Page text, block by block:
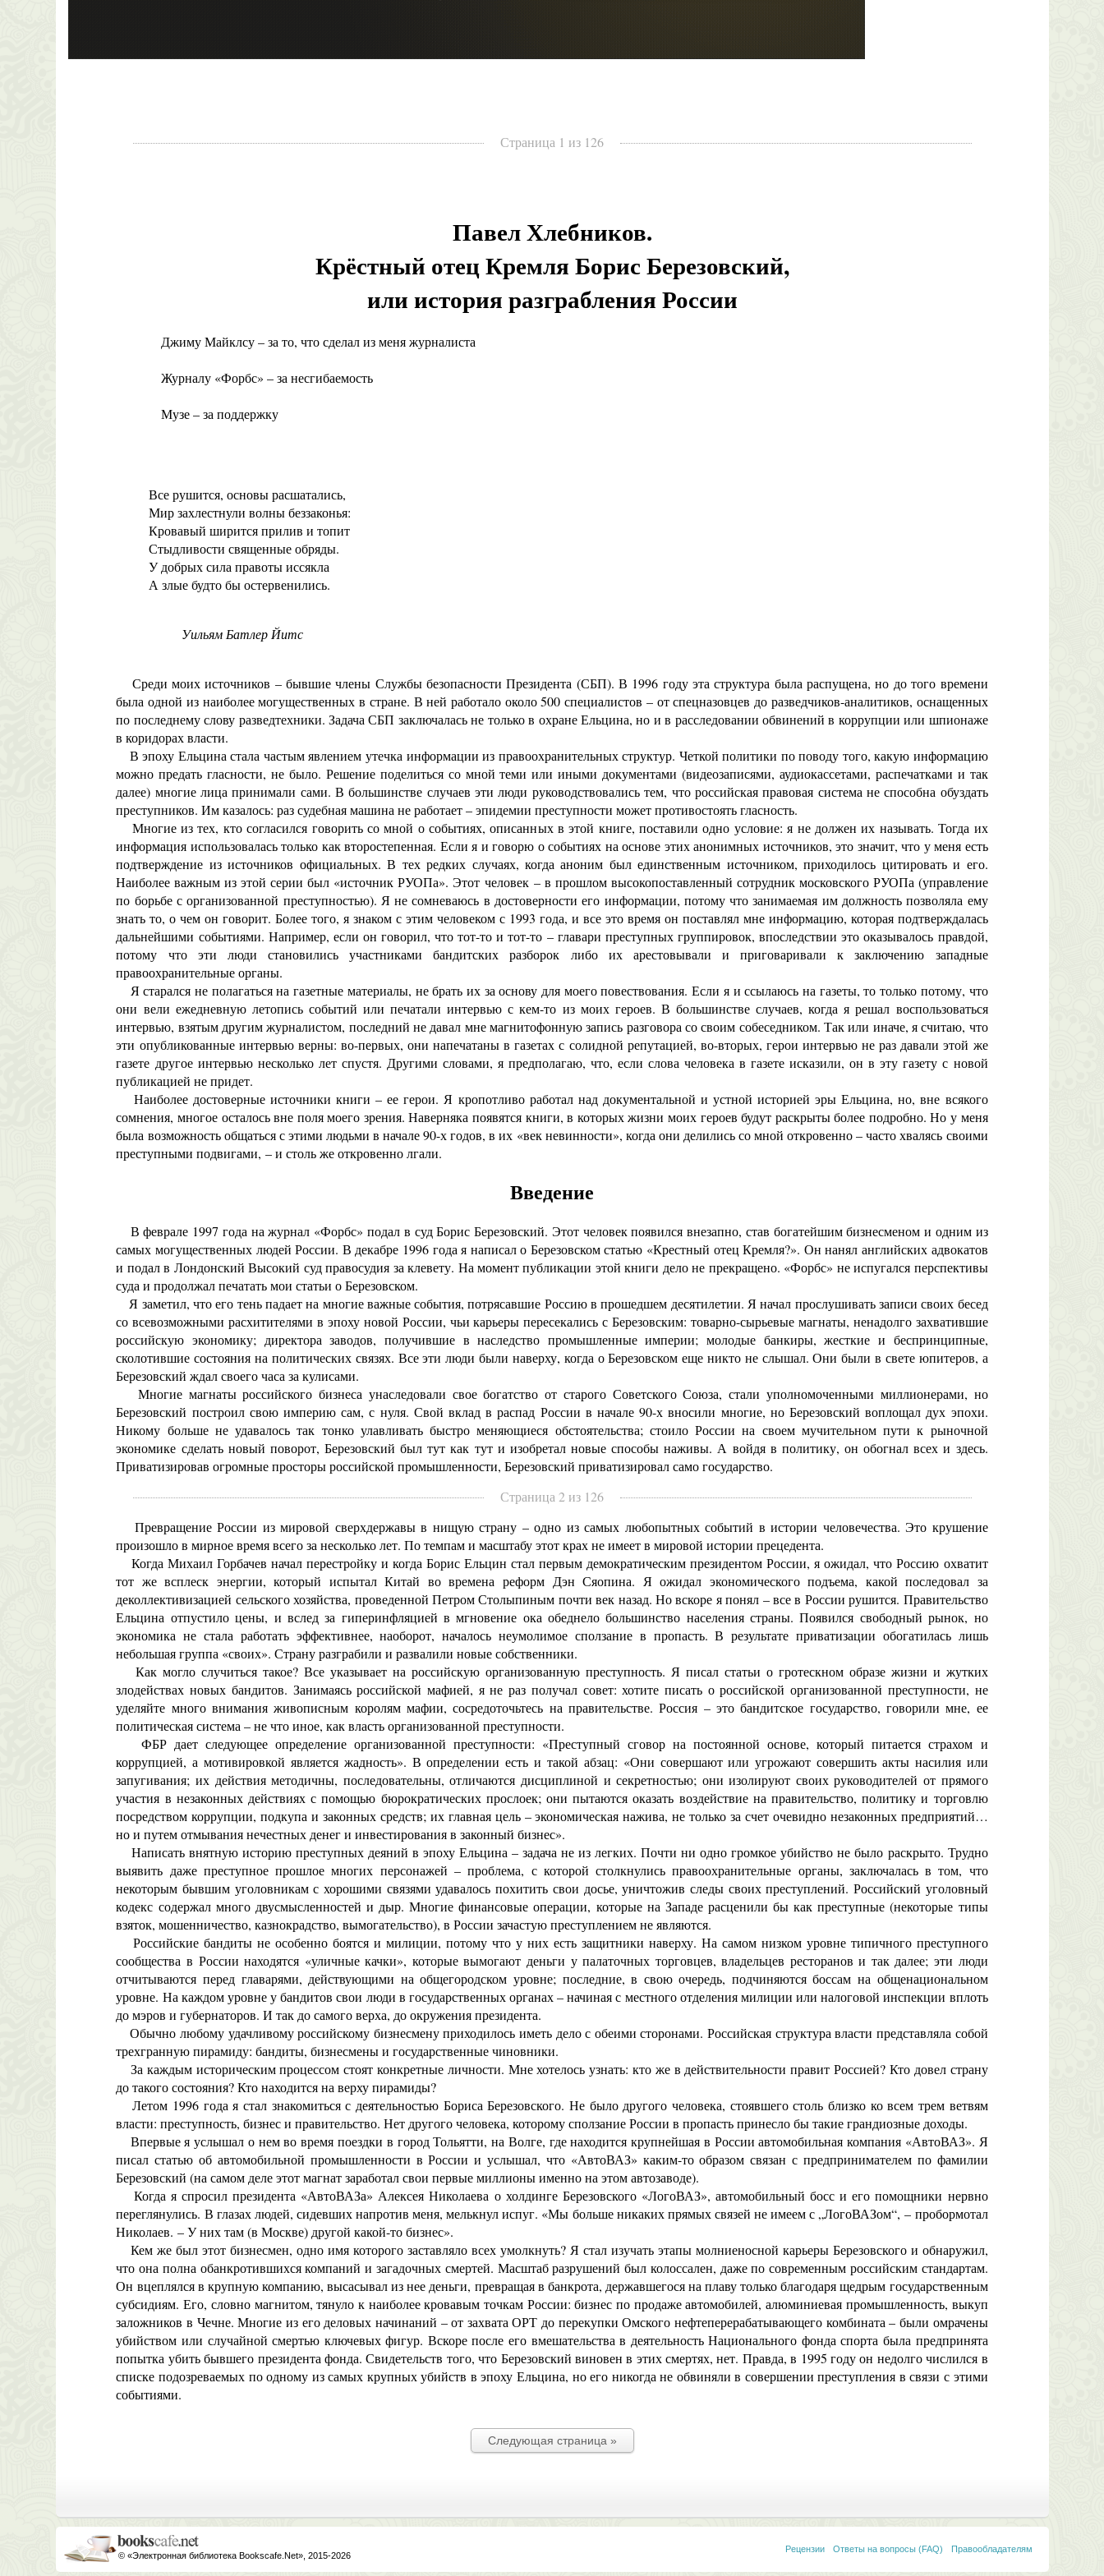
Страница 1 из 126
Павел Хлебников.
Крёстный отец Кремля Борис Березовский,
или история разграбления России
Джиму Майклсу – за то, что сделал из меня журналиста
Журналу «Форбс» – за несгибаемость
Музе – за поддержку
Все рушится, основы расшатались,
Мир захлестнули волны беззаконья:
Кровавый ширится прилив и топит
Стыдливости священные обряды.
У добрых сила правоты иссякла
А злые будто бы остервенились.
Уильям Батлер Йитс
Среди моих источников – бывшие члены Службы безопасности Президента (СБП). В 1996 году эта структура была распущена, но до того времени
была одной из наиболее могущественных в стране. В ней работало около 500 специалистов – от спецназовцев до разведчиков-аналитиков, оснащенных
по последнему слову разведтехники. Задача СБП заключалась не только в охране Ельцина, но и в расследовании обвинений в коррупции или шпионаже
в коридорах власти.
В эпоху Ельцина стала частым явлением утечка информации из правоохранительных структур. Четкой политики по поводу того, какую информацию
можно предать гласности, не было. Решение поделиться со мной теми или иными документами (видеозаписями, аудиокассетами, распечатками и так
далее) многие лица принимали сами. В большинстве случаев эти люди руководствовались тем, что российская правовая система не способна обуздать
преступников. Им казалось: раз судебная машина не работает – эпидемии преступности может противостоять гласность.
Многие из тех, кто согласился говорить со мной о событиях, описанных в этой книге, поставили одно условие: я не должен их называть. Тогда их
информация использовалась только как второстепенная. Если я и говорю о событиях на основе этих анонимных источников, это значит, что у меня есть
подтверждение из источников официальных. В тех редких случаях, когда аноним был единственным источником, приходилось цитировать и его.
Наиболее важным из этой серии был «источник РУОПа». Этот человек – в прошлом высокопоставленный сотрудник московского РУОПа (управление
по борьбе с организованной преступностью). Я не сомневаюсь в достоверности его информации, потому что занимаемая им должность позволяла ему
знать то, о чем он говорит. Более того, я знаком с этим человеком с 1993 года, и все это время он поставлял мне информацию, которая подтверждалась
дальнейшими событиями. Например, если он говорил, что тот-то и тот-то – главари преступных группировок, впоследствии это оказывалось правдой,
потому что эти люди становились участниками бандитских разборок либо их арестовывали и приговаривали к заключению западные
правоохранительные органы.
Я старался не полагаться на газетные материалы, не брать их за основу для моего повествования. Если я и ссылаюсь на газеты, то только потому, что
они вели еже­дневную летопись событий или печатали интервью с кем-то из моих героев. В большинстве случаев, когда я решал воспользоваться
интервью, взятым другим журналистом, последний не давал мне магнитофонную запись разговора со своим собеседником. Так или иначе, я считаю, что
эти опубликованные интервью верны: во-первых, они напечатаны в газетах с солидной репутацией, во-вторых, герои интервью не раз давали этой же
газете другое интервью несколько лет спустя. Другими словами, я предполагаю, что, если слова человека в газете исказили, он в эту газету с новой
публикацией не придет.
Наиболее достоверные источники книги – ее герои. Я кропотливо работал над документальной и устной историей эры Ельцина, но, вне всякого
сомнения, многое осталось вне поля моего зрения. Наверняка появятся книги, в которых жизни моих героев будут раскрыты более подробно. Но у меня
была возможность общаться с этими людьми в начале 90-х годов, в их «век невинности», когда они делились со мной откровенно – часто хвалясь своими
преступными подвигами, – и столь же откровенно лгали.
Введение
В феврале 1997 года на журнал «Форбс» подал в суд Борис Березовский. Этот человек появился внезапно, став богатейшим бизнесменом и одним из
самых могущественных людей России. В декабре 1996 года я написал о Березовском статью «Крестный отец Кремля?». Он нанял английских адвокатов
и подал в Лондонский Высокий суд правосудия за клевету. На момент публикации этой книги дело не прекращено. «Форбс» не испугался перспективы
суда и продолжал печатать мои статьи о Березовском.
Я заметил, что его тень падает на многие важные события, потрясавшие Россию в прошедшем десятилетии. Я начал прослушивать записи своих бесед
со всевозможными расхитителями в эпоху новой России, чьи карьеры пересекались с Березовским: товарно-сырьевые магнаты, ненадолго захватившие
российскую экономику; директора заводов, получившие в наследство промышленные империи; молодые банкиры, жесткие и беспринципные,
сколотившие состояния на политических связях. Все эти люди были наверху, когда о Березовском еще никто не слышал. Они были в свете юпитеров, а
Березовский ждал своего часа за кулисами.
Многие магнаты российского бизнеса унаследовали свое богатство от старого Советского Союза, стали уполномоченными миллионерами, но
Березовский построил свою империю сам, с нуля. Свой вклад в распад России в начале 90-х вносили многие, но Березовский воплощал дух эпохи.
Никому больше не удавалось так тонко улавливать быстро меняющиеся обстоятельства; стоило России на своем мучительном пути к рыночной
экономике сделать новый поворот, Березовский был тут как тут и изобретал новые способы наживы. А войдя в политику, он обогнал всех и здесь.
Приватизировав огромные просторы российской промышленности, Березовский приватизировал само государство.
Страница 2 из 126
Превращение России из мировой сверхдержавы в нищую страну – одно из самых любопытных событий в истории человечества. Это крушение
произошло в мирное время всего за несколько лет. По темпам и масштабу этот крах не имеет в мировой истории прецедента.
Когда Михаил Горбачев начал перестройку и когда Борис Ельцин стал первым демократическим президентом России, я ожидал, что Россию охватит
тот же всплеск энергии, который испытал Китай во времена реформ Дэн Сяопина. Я ожидал экономического подъема, какой последовал за
деколлективизацией сельского хозяйства, проведенной Петром Столыпиным почти век назад. Но вскоре я понял – все в России рушится. Правительство
Ельцина отпустило цены, и вслед за гиперинфляцией в мгновение ока обеднело большинство населения страны. Появился свободный рынок, но
экономика не стала работать эффективнее, наоборот, началось неумолимое сползание в пропасть. В результате приватизации обогатилась лишь
небольшая группа «своих». Страну разграбили и развалили новые собственники.
Как могло случиться такое? Все указывает на российскую организованную преступность. Я писал статьи о гротескном образе жизни и жутких
злодействах новых бандитов. Занимаясь российской мафией, я не раз получал совет: хотите писать о российской организованной преступности, не
уделяйте много внимания живописным королям мафии, сосредоточьтесь на правительстве. Россия – это бандитское государство, говорили мне, ее
политическая система – не что иное, как власть организованной преступности.
ФБР дает следующее определение организованной преступности: «Преступный сговор на постоянной основе, который питается страхом и
коррупцией, а мотивировкой является жадность». В определении есть и такой абзац: «Они совершают или угрожают совершить акты насилия или
запугивания; их действия методичны, последовательны, отличаются дисциплиной и секретностью; они изолируют своих руководителей от прямого
участия в незаконных действиях с помощью бюрократических прослоек; они пытаются оказать воздействие на правительство, политику и торговлю
посредством коррупции, подкупа и законных средств; их главная цель – экономическая нажива, не только за счет очевидно незаконных предприятий…
но и путем отмывания нечестных денег и инвестирования в законный бизнес».
Написать внятную историю преступных деяний в эпоху Ельцина – задача не из легких. Почти ни одно громкое убийство не было раскрыто. Трудно
выявить даже преступное прошлое многих персонажей – проблема, с которой столкнулись правоохранительные органы, заключалась в том, что
некоторым бывшим уголовникам с хорошими связями удавалось похитить свои досье, уничтожив следы своих преступлений. Российский уголовный
кодекс содержал много двусмысленностей и дыр. Многие финансовые операции, которые на Западе расценили бы как преступные (некоторые типы
взяток, мошенничество, казнокрадство, вымогательство), в России зачастую преступлением не являются.
Российские бандиты не особенно боятся и милиции, потому что у них есть защитники наверху. На самом низком уровне типичного преступного
сообщества в России находятся «уличные качки», которые вымогают деньги у палаточных торговцев, владельцев ресторанов и так далее; эти люди
отчитываются перед главарями, действующими на общегородском уровне; последние, в свою очередь, подчиняются боссам на общенациональном
уровне. На каждом уровне у бандитов свои люди в государственных органах – начиная с местного отделения милиции или налоговой инспекции вплоть
до мэров и губернаторов. И так до самого верха, до окружения президента.
Обычно любому удачливому российскому бизнесмену приходилось иметь дело с обеими сторонами. Российская структура власти представляла собой
трехгранную пирамиду: бандиты, бизнесмены и государственные чиновники.
За каждым историческим процессом стоят конкретные личности. Мне хотелось узнать: кто же в действительности правит Россией? Кто довел страну
до такого состояния? Кто находится на верху пирамиды?
Летом 1996 года я стал знакомиться с деятельностью Бориса Березовского. Не было другого человека, стоявшего столь близко ко всем трем ветвям
власти: преступность, бизнес и правительство. Нет другого человека, которому сползание России в пропасть принесло бы такие грандиозные доходы.
Впервые я услышал о нем во время поездки в город Тольятти, на Волге, где находится крупнейшая в России автомобильная компания «АвтоВАЗ». Я
писал статью об автомобильной промышленности в России и услышал, что «АвтоВАЗ» каким-то образом связан с предпринимателем по фамилии
Березовский (на самом деле этот магнат заработал свои первые миллионы именно на этом автозаводе).
Когда я спросил президента «АвтоВАЗа» Алексея Николаева о холдинге Березовского «ЛогоВАЗ», автомобильный босс и его помощники нервно
переглянулись. В глазах людей, сидевших напротив меня, мелькнул испуг. «Мы больше никаких прямых связей не имеем с „ЛогоВАЗом“, – пробормотал
Николаев. – У них там (в Москве) другой какой-то бизнес».
Кем же был этот бизнесмен, одно имя которого заставляло всех умолкнуть? Я стал изучать этапы молниеносной карьеры Березовского и обнаружил,
что она полна обанкротившихся компаний и загадочных смертей. Масштаб разрушений был колоссален, даже по современным российским стандартам.
Он вцеплялся в крупную компанию, высасывал из нее деньги, превращая в банкрота, державшегося на плаву только благодаря щедрым государственным
субсидиям. Его, словно магнитом, тянуло к наиболее кровавым точкам России: бизнес по продаже автомобилей, алюминиевая промышленность, выкуп
заложников в Чечне. Многие из его деловых начинаний – от захвата ОРТ до перекупки Омского нефтеперерабатывающего комбината – были омрачены
убийством или случайной смертью ключевых фигур. Вскоре после его вмешательства в деятельность Национального фонда спорта была предпринята
попытка убить бывшего президента фонда. Свидетельств того, что Березовский виновен в этих смертях, нет. Правда, в 1995 году он недолго числился в
списке подозреваемых по одному из самых крупных убийств в эпоху Ельцина, но его никогда не обвиняли в совершении преступления в связи с этими
событиями.
Следующая страница »
© «Электронная библиотека Bookscafe.Net», 2015-2026
Правообладателям
Ответы на вопросы (FAQ)
Рецензии